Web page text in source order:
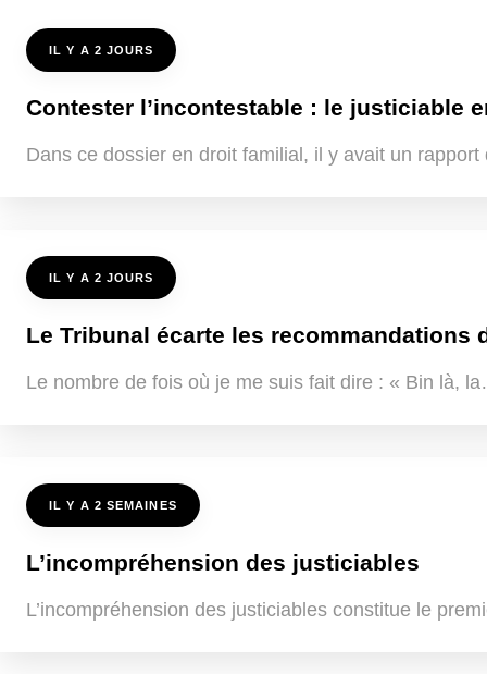
IL Y A 2 JOURS
Contester l’incontestable : le justiciable
Dans ce dossier en droit familial, il y avait un
IL Y A 2 JOURS
Le Tribunal écarte les recommandations
Le nombre de fois où je me suis fait dire : « Bin là,
IL Y A 2 SEMAINES
L’incompréhension des justiciables
L’incompréhension des justiciables constitue le